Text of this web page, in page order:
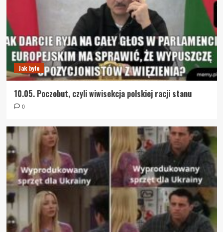
Jak było
10.05. Poczobut, czyli wiwisekcja polskiej racji stanu
0